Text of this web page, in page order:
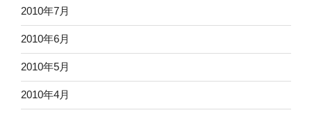
2010年7月
2010年6月
2010年5月
2010年4月